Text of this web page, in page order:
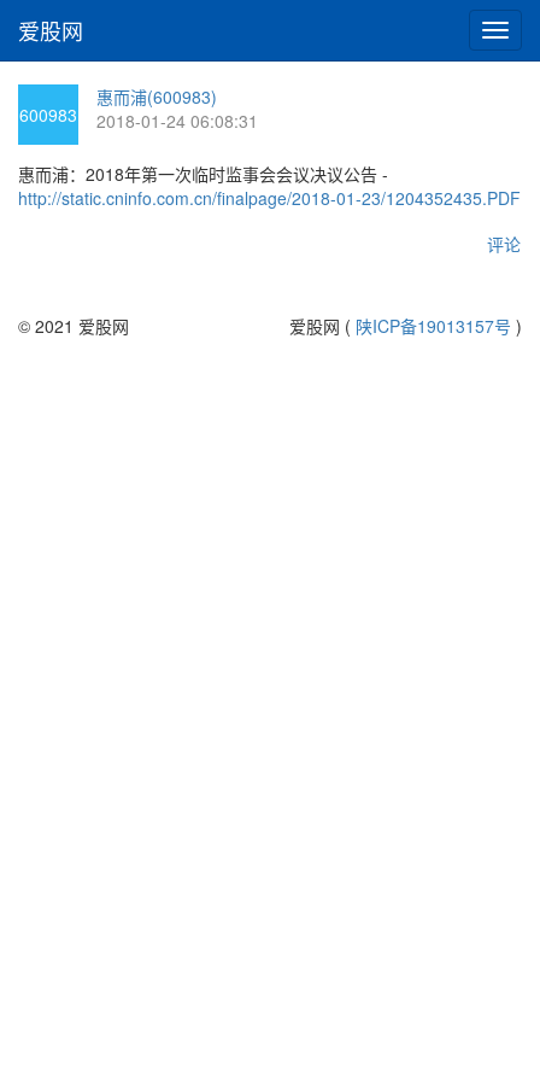
切
换
爱股网
600983
惠而浦(600983)
2018-01-24 06:08:31
惠而浦：2018年第一次临时监事会会议决议公告 -
http://static.cninfo.com.cn/finalpage/2018-01-23/1204352435.PDF
评论
© 2021 爱股网 爱股网 ( 陕ICP备19013157号 )